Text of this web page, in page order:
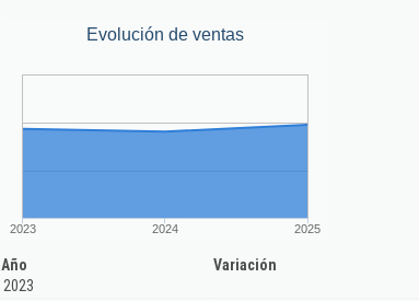
Evolución de ventas
2023 2024 2025
Año
Variación
2023